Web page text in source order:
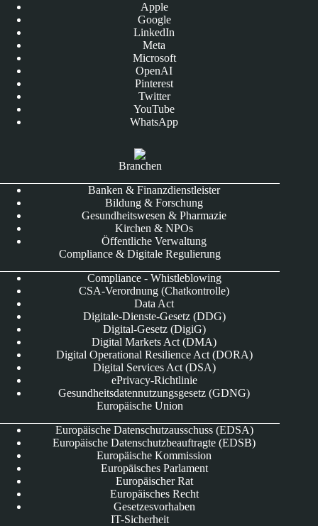
Apple
Google
LinkedIn
Meta
Microsoft
OpenAI
Pinterest
Twitter
YouTube
WhatsApp
Branchen
Banken & Finanzdienstleister
Bildung & Forschung
Gesundheitswesen & Pharmazie
Kirchen & NPOs
Öffentliche Verwaltung
Compliance & Digitale Regulierung
Compliance - Whistleblowing
CSA-Verordnung (Chatkontrolle)
Data Act
Digitale-Dienste-Gesetz (DDG)
Digital-Gesetz (DigiG)
Digital Markets Act (DMA)
Digital Operational Resilience Act (DORA)
Digital Services Act (DSA)
ePrivacy-Richtlinie
Gesundheitsdatennutzungsgesetz (GDNG)
Europäische Union
Europäische Datenschutzausschuss (EDSA)
Europäische Datenschutzbeauftragte (EDSB)
Europäische Kommission
Europäisches Parlament
Europäischer Rat
Europäisches Recht
Gesetzesvorhaben
IT-Sicherheit